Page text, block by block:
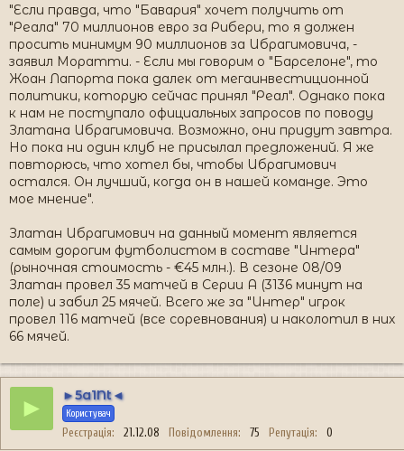
"Если правда, что "Бавария" хочет получить от
"Реала" 70 миллионов евро за Рибери, то я должен
просить минимум 90 миллионов за Ибрагимовича, -
заявил Моратти. - Если мы говорим о "Барселоне", то
Жоан Лапорта пока далек от мегаинвестиционной
политики, которую сейчас принял "Реал". Однако пока
к нам не поступало официальных запросов по поводу
Златана Ибрагимовича. Возможно, они придут завтра.
Но пока ни один клуб не присылал предложений. Я же
повторюсь, что хотел бы, чтобы Ибрагимович
остался. Он лучший, когда он в нашей команде. Это
мое мнение".
Златан Ибрагимович на данный момент является
самым дорогим футболистом в составе "Интера"
(рыночная стоимость - €45 млн.). В сезоне 08/09
Златан провел 35 матчей в Серии А (3136 минут на
поле) и забил 25 мячей. Всего же за "Интер" игрок
провел 116 матчей (все соревнования) и наколотил в них
66 мячей.
► ►5a1Nt◄
Користувач
Реєстрація 21.12.08 Повідомлення 75 Репутація 0